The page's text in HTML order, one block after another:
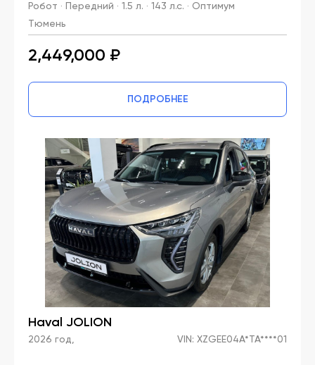
Робот · Передний · 1.5 л. · 143 л.с. · Оптимум
Тюмень
2,449,000 ₽
ПОДРОБНЕЕ
Haval JOLION
2026 год, VIN: XZGEE04A*TA****01